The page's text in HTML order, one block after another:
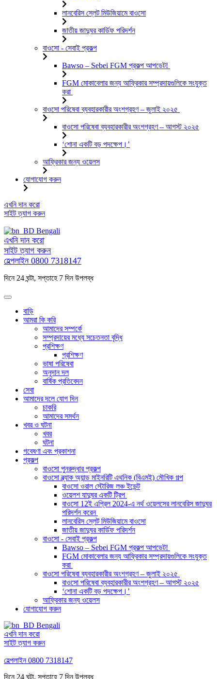
লানবেরিস স্লেট মিউজিয়ামে বাওসো
জাতীয় জাদুঘর কার্ডিফ পরিদর্শন
বাওসো - সেবাই প্রকল্প
Bawso – Sebei FGM প্রকল্প আপডেট!
FGM মোকাবেলার জন্য আফ্রিকার সম্প্রদায়গুলিকে সংযুক্ত
করা
বাওসো পরিষেবা ব্যবহারকারীর অংশগ্রহণ – জুলাই ২০২৫
বাওসো পরিষেবা ব্যবহারকারীর অংশগ্রহণ – আগস্ট ২০২৫
‘শোনা একটি বড় পদক্ষেপ।’
আফ্রিকার জন্য ওয়েলস
যোগাযোগ করুন
এড়িয়ে
যাও
এখনি দান করো
সাইট ত্যাগ করুন
Bengali
এখনি দান করো
সাইট ত্যাগ করুন
হেল্পলাইন 0800 7318147
দিনে 24 ঘন্টা, সপ্তাহে 7 দিন উপলব্ধ
বাড়ি
আমরা কি করি
আমাদের সম্পর্কে
সম্প্রদায়ের মধ্যে সচেতনতা বৃদ্ধি
প্রশিক্ষণ
প্রশিক্ষণ
ভাষা পরিষেবা
অনুদান দল
বার্ষিক প্রতিবেদন
সেবা
আমাদের দলে যোগ দিন
চাকরি
আমাদের সমর্থন
খবর ও ঘটনা
খবর
ঘটনা
গবেষণা এবং প্রকাশনা
প্রকল্প
বাওসো পুনরুদ্ধার প্রকল্প
বাওসো ব্ল্যাক অ্যান্ড মাইনরিটি এথনিক (বিএমই) মৌখিক গল্প
বাওসো ওরাল স্টোরিজ লঞ্চ ইভেন্ট
ওয়েলশ যাদুঘর একটি ট্রিপ
বাওসো 12ই এপ্রিল 2024-এ নর্থ ওয়েলসের লানবেরিস জাদুঘর
পরিদর্শন করেন
লানবেরিস স্লেট মিউজিয়ামে বাওসো
জাতীয় জাদুঘর কার্ডিফ পরিদর্শন
বাওসো - সেবাই প্রকল্প
Bawso – Sebei FGM প্রকল্প আপডেট!
FGM মোকাবেলার জন্য আফ্রিকার সম্প্রদায়গুলিকে সংযুক্ত
করা
বাওসো পরিষেবা ব্যবহারকারীর অংশগ্রহণ – জুলাই ২০২৫
বাওসো পরিষেবা ব্যবহারকারীর অংশগ্রহণ – আগস্ট ২০২৫
‘শোনা একটি বড় পদক্ষেপ।’
আফ্রিকার জন্য ওয়েলস
যোগাযোগ করুন
Bengali
এখনি দান করো
সাইট ত্যাগ করুন
হেল্পলাইন0800 7318147
দিনে 24 ঘন্টা, সপ্তাহে 7 দিন উপলব্ধ